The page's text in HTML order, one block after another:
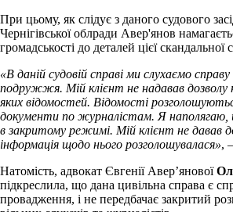
При цьому, як слідує з даного судового
Чернігівської облради Авер'янов
громадськості до деталей цієї скандальної
«В даній судовій справі ми слухаємо
подружжя. Мій клієнт не надавав дозволу
яких відомостей. Відомості
документи по журналістам. Я наполягаю,
в закритому режимі. Мій клієнт не давав
інформація щодо нього розголошувалася»,
Натомість, адвокат Євгенії Авер’янової
підкреслила, що дана цивільна справа є
провадження, і не передбачає закритий